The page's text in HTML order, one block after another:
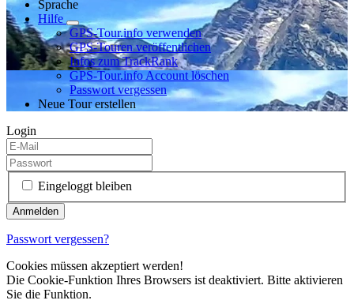
Sprache
Hilfe
GPS-Tour.info verwenden
GPS-Touren veröffentlichen
Infos zum TrackRank
GPS-Tour.info Account löschen
Passwort vergessen
Neue Tour erstellen
Login
Eingeloggt bleiben
Passwort vergessen?
Cookies müssen akzeptiert werden!
Die Cookie-Funktion Ihres Browsers ist deaktiviert. Bitte aktivieren
Sie die Funktion.